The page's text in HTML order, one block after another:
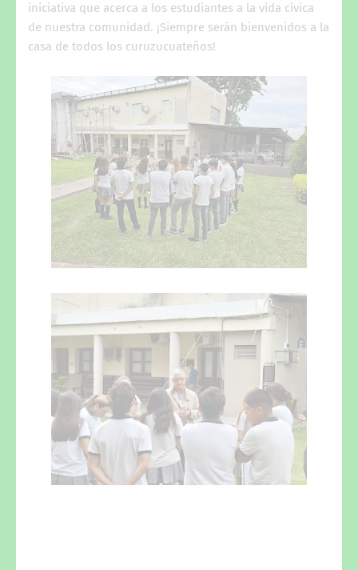
iniciativa que acerca a los estudiantes a la vida cívica
de nuestra comunidad. ¡Siempre serán bienvenidos a la
casa de todos los curuzucuateños!